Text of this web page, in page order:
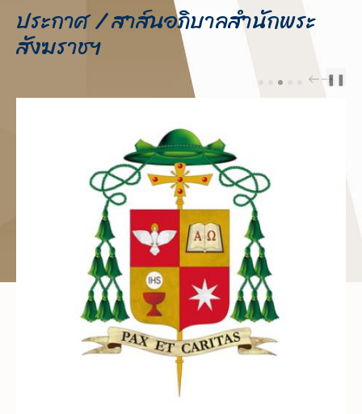
ประกาศ / สาส์นอภิบาลสำนักพระ
สังฆราชฯ
PREV
NEXT
❚❚